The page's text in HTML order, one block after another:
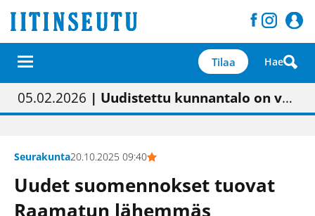
Tilaa Hae
01.02.2026 | Painon vaihtumisen pitäisi näkyä hieman parempana painojäljen laatuna lehdessä
05.02.2026 | Uudistettu kunnantalo on valoisa
23.04.2026 | “Olemme käynnistämässä uudelleen keskustavisiotyön”
09.05.2026| "Maalla on totuttu elämään omavaraisemmin kuin kaupungissa"
Seurakunta20.10.2025 09:40
Uudet suomennokset tuovat
Raamatun lähemmäs